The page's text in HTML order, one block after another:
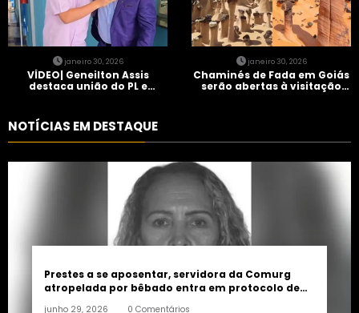
janeiro 30, 2026
VÍDEO| Geneilton Assis
destaca união do PL e
janeiro 30, 2026
Chaminés de Fada em Goiás
serão abertas à visitação
NOTÍCIAS EM DESTAQUE
Prestes a se aposentar, servidora da Comurg
atropelada por bêbado entra em protocolo de
junho 29, 2026 0 Comentários